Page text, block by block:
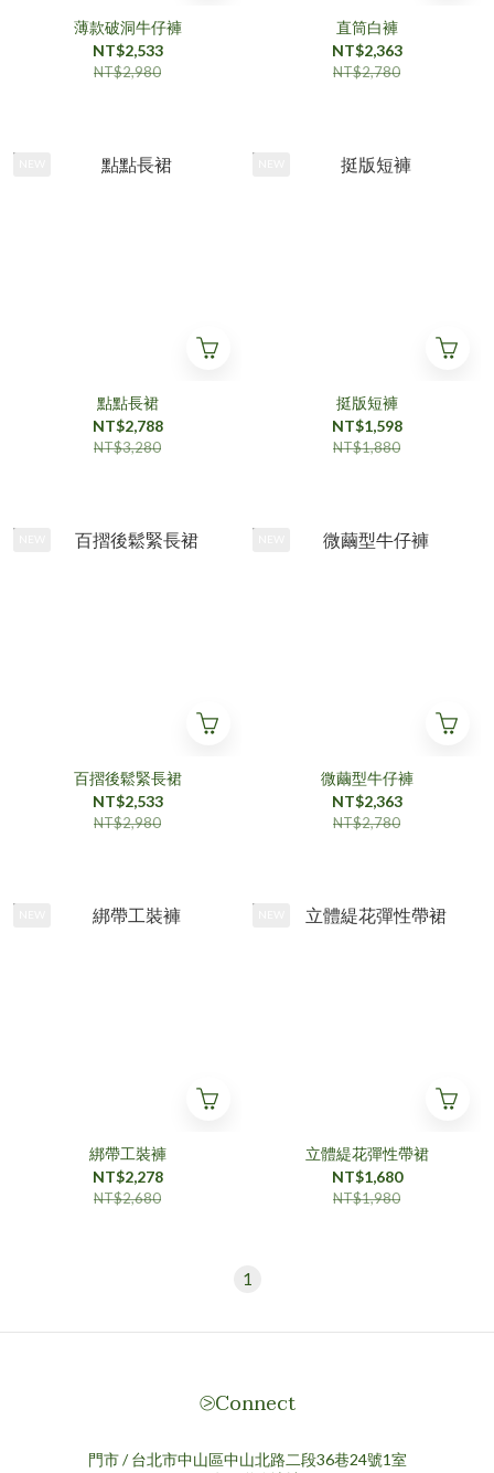
薄款破洞牛仔褲
NT$2,533
NT$2,980
直筒白褲
NT$2,363
NT$2,780
點點長裙
NT$2,788
NT$3,280
挺版短褲
NT$1,598
NT$1,880
百摺後鬆緊長裙
NT$2,533
NT$2,980
微繭型牛仔褲
NT$2,363
NT$2,780
綁帶工裝褲
NT$2,278
NT$2,680
立體緹花彈性帶裙
NT$1,680
NT$1,980
1
⧁Connect
門市 / 台北市中山區中山北路二段36巷24號1室